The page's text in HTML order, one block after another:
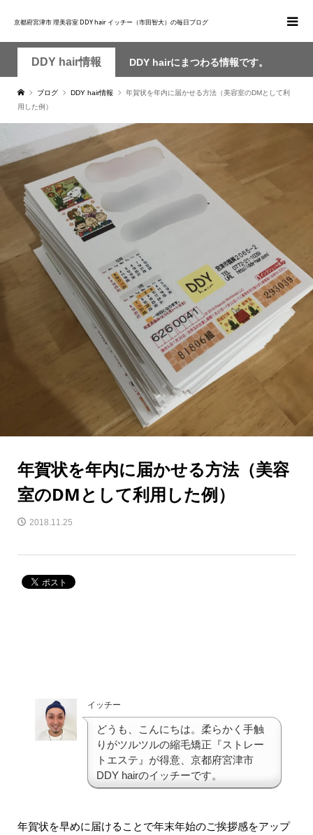
京都府宮津市 理美容室 DDY hair イッチー（市田智大）の毎日ブログ
DDY hair情報 DDY hairにまつわる情報です。
ブログ DDY hair情報
年賀状を年内に届かせる方法（美容室のDMとして利
用した例）
年賀状を年内に届かせる方法（美容
室のDMとして利用した例）
2018.11.25
イッチー
どうも、こんにちは。柔らかく手触
りがツルツルの縮毛矯正『ストレー
トエステ』が得意、京都府宮津市
DDY hairのイッチーです。
年賀状を早めに届けることで年末年始のご挨拶感をアップ